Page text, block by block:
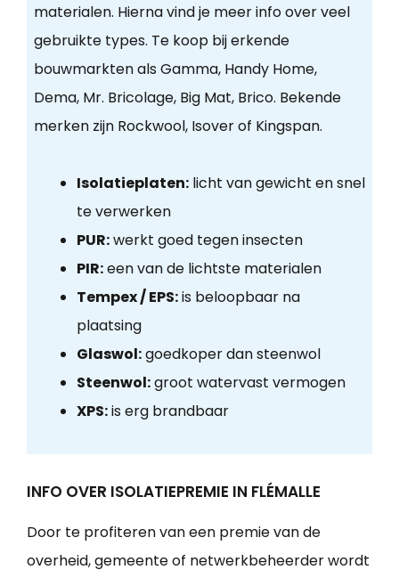
materialen. Hierna vind je meer info over veel
gebruikte types. Te koop bij erkende
bouwmarkten als Gamma, Handy Home,
Dema, Mr. Bricolage, Big Mat, Brico. Bekende
merken zijn Rockwool, Isover of Kingspan.
Isolatieplaten:licht van gewicht en snel
te verwerken
PUR:werkt goed tegen insecten
PIR:een van de lichtste materialen
Tempex / EPS:is beloopbaar na
plaatsing
Glaswol:goedkoper dan steenwol
Steenwol:groot watervast vermogen
XPS:is erg brandbaar
INFO OVER ISOLATIEPREMIE IN FLÉMALLE
Door te profiteren van een premie van de
overheid, gemeente of netwerkbeheerder wordt